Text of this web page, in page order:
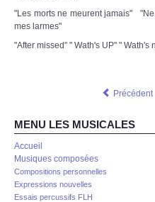
"Les morts ne meurent jamais"
mes larmes"
"After missed" " Wath's UP" " Wath's
Précédent
MENU LES MUSICALES
Accueil
Musiques composées
Compositions personnelles
Expressions nouvelles
Essais percussifs FLH